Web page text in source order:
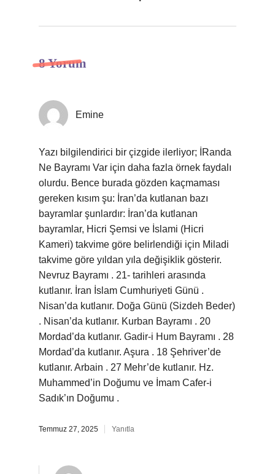
8 Yorum
Emine
Yazı bilgilendirici bir çizgide ilerliyor; İRanda
Ne Bayramı Var için daha fazla örnek faydalı
olurdu. Bence burada gözden kaçmaması
gereken kısım şu: İran’da kutlanan bazı
bayramlar şunlardır: İran’da kutlanan
bayramlar, Hicri Şemsi ve İslami (Hicri
Kameri) takvime göre belirlendiği için Miladi
takvime göre yıldan yıla değişiklik gösterir.
Nevruz Bayramı . 21- tarihleri arasında
kutlanır. İran İslam Cumhuriyeti Günü .
Nisan’da kutlanır. Doğa Günü (Sizdeh Beder)
. Nisan’da kutlanır. Kurban Bayramı . 20
Mordad’da kutlanır. Gadir-i Hum Bayramı . 28
Mordad’da kutlanır. Aşura . 18 Şehriver’de
kutlanır. Arbain . 27 Mehr’de kutlanır. Hz.
Muhammed’in Doğumu ve İmam Cafer-i
Sadık’ın Doğumu .
Temmuz 27, 2025 Yanıtla